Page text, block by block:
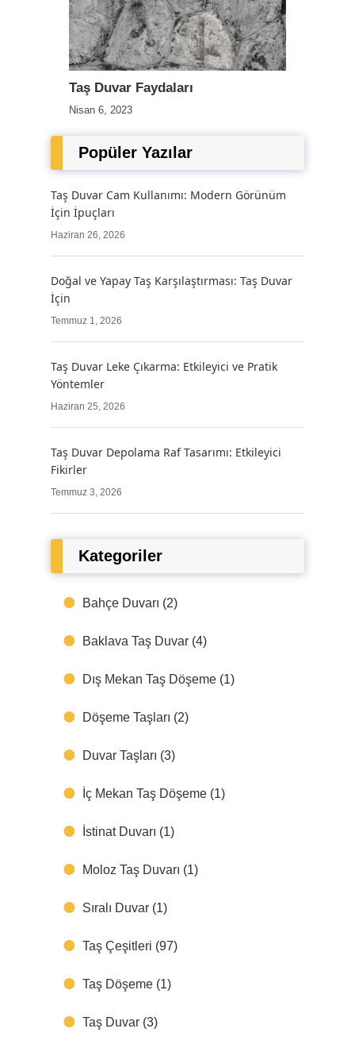
Taş Duvar Faydaları
Nisan 6, 2023
Popüler Yazılar
Taş Duvar Cam Kullanımı: Modern Görünüm
İçin İpuçları
Haziran 26, 2026
Doğal ve Yapay Taş Karşılaştırması: Taş Duvar
İçin
Temmuz 1, 2026
Taş Duvar Leke Çıkarma: Etkileyici ve Pratik
Yöntemler
Haziran 25, 2026
Taş Duvar Depolama Raf Tasarımı: Etkileyici
Fikirler
Temmuz 3, 2026
Kategoriler
Bahçe Duvarı (2)
Baklava Taş Duvar (4)
Dış Mekan Taş Döşeme (1)
Döşeme Taşları (2)
Duvar Taşları (3)
İç Mekan Taş Döşeme (1)
İstinat Duvarı (1)
Moloz Taş Duvarı (1)
Sıralı Duvar (1)
Taş Çeşitleri (97)
Taş Döşeme (1)
Taş Duvar (3)